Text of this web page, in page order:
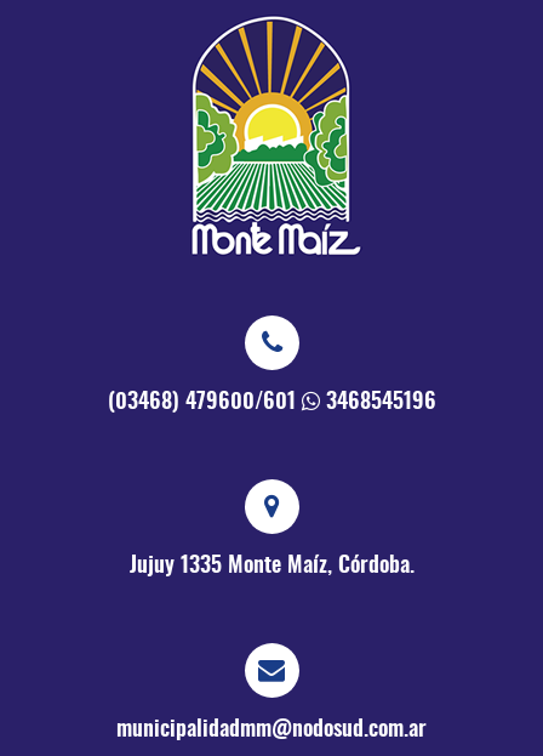
(03468) 479600/601 3468545196
Jujuy 1335 Monte Maíz, Córdoba.
municipalidadmm@nodosud.com.ar